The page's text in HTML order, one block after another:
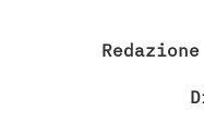
Redazione